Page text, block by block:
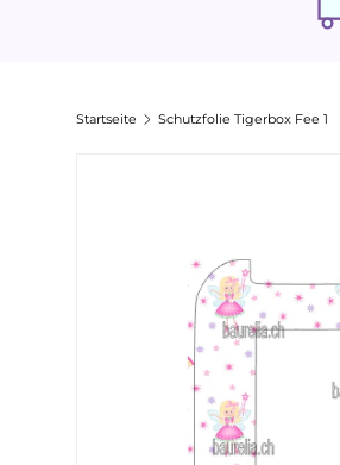
Startseite Schutzfolie Tigerbox Fee 1